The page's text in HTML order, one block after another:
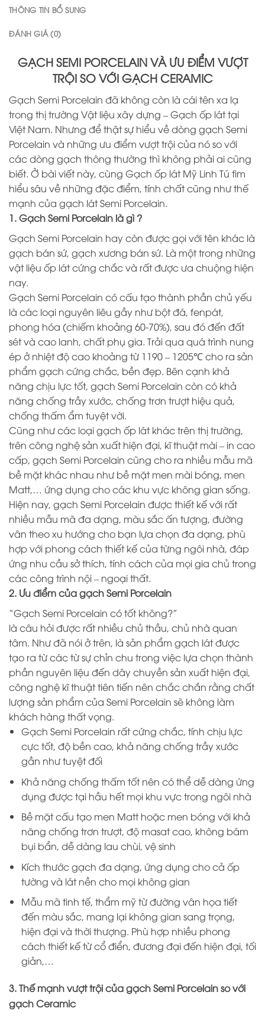
THÔNG TIN BỔ SUNG
ĐÁNH GIÁ (0)
GẠCH SEMI PORCELAIN VÀ ƯU ĐIỂM VƯỢT
TRỘI SO VỚI GẠCH CERAMIC
Gạch Semi Porcelain đã không còn là cái tên xa lạ
trong thị trường Vật liệu xây dựng – Gạch ốp lát tại
Việt Nam. Nhưng để thật sự hiểu về dòng gạch Semi
Porcelain và những ưu điểm vượt trội của nó so với
các dòng gạch thông thường thì không phải ai cũng
biết. Ở bài viết này, cùng Gạch ốp lát Mỹ Linh Tú tìm
hiểu sâu về những đặc điểm, tính chất cũng như thế
mạnh của gạch lát Semi Porcelain.
1. Gạch Semi Porcelain là gì ?
Gạch Semi Porcelain hay còn được gọi với tên khác là
gạch bán sứ, gạch xương bán sứ. Là một trong những
vật liệu ốp lát cứng chắc và rất được ưa chuộng hiện
nay.
Gạch Semi Porcelain có cấu tạo thành phần chủ yếu
là các loại nguyên liêu gầy như bột đá, fenpát,
phong hóa (chiếm khoảng 60-70%), sau đó đến đất
sét và cao lanh, chất phụ gia. Trải qua quá trình nung
ép ở nhiệt độ cao khoảng từ 1190 – 1205℃ cho ra sản
phẩm gạch cứng chắc, bền đẹp. Bên cạnh khả
năng chịu lực tốt, gạch Semi Porcelain còn có khả
năng chống trầy xước, chống trơn trượt hiệu quả,
chống thấm ẩm tuyệt vời.
Cũng như các loại gạch ốp lát khác trên thị trường,
trên công nghệ sản xuất hiện đại, kĩ thuật mài – in cao
cấp, gạch Semi Porcelain cũng cho ra nhiều mẫu mã
bề mặt khác nhau như bề mặt men mài bóng, men
Matt,… ứng dụng cho các khu vực không gian sống.
Hiện nay, gạch Semi Porcelain được thiết kế với rất
nhiều mẫu mã đa dạng, màu sắc ấn tượng, đường
vân theo xu hướng cho bạn lựa chọn đa dạng, phù
hợp với phong cách thiết kế của từng ngôi nhà, đáp
ứng nhu cầu sở thích, tính cách của mọi gia chủ trong
các công trình nội – ngoại thất.
2. Ưu điểm của gạch Semi Porcelain
“Gạch Semi Porcelain có tốt không?”
là câu hỏi được rất nhiều chủ thầu, chủ nhà quan
tâm. Như đã nói ở trên, là sản phẩm gạch lát được
tạo ra từ các từ sự chỉn chu trong việc lựa chọn thành
phần nguyên liệu đến dây chuyền sản xuất hiện đại,
công nghệ kĩ thuật tiên tiến nên chắc chắn rằng chất
lượng sản phẩm của Semi Porcelain sẽ không làm
khách hàng thất vọng.
Gạch Semi Porcelain rất cứng chắc, tính chịu lực
cực tốt, độ bền cao, khả năng chống trầy xước
gần như tuyệt đối
Khả năng chống thấm tốt nên có thể dễ dàng ứng
dụng được tại hầu hết mọi khu vực trong ngôi nhà
Bề mặt cấu tạo men Matt hoặc men bóng với khả
năng chống trơn trượt, độ masat cao, không bám
bụi bẩn, dễ dàng lau chùi, vệ sinh
Kích thước gạch đa dạng, ứng dụng cho cả ốp
tường và lát nền cho mọi không gian
Mẫu mã tinh tế, thẩm mỹ từ đường vân họa tiết
đến màu sắc, mang lại không gian sang trọng,
hiện đại và thời thượng. Phù hợp nhiều phong
cách thiết kế từ cổ điển, đương đại đến hiện đại, tối
giản,…
3. Thế mạnh vượt trội của gạch Semi Porcelain so với
gạch Ceramic